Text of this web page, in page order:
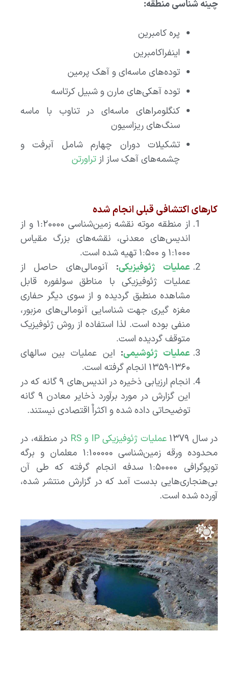
چینه شناسی منطقه:
پره کامبرین
اینفراکامبرین
توده‌های ماسه‌ای و آهک پرمین
توده آهکی‌های مارن و شبیل کرتاسه
کنگلومراهای ماسه‌ای در تناوب با ماسه
سنگ‌های ریزاسیون
تشکیلات دوران چهارم شامل آبرفت و
چشمه‌های آهک ساز از تراورتن
کارهای اکتشافی قبلی انجام شده
از منطقه موته نقشه زمین‌شناسی ۱:۲۰۰۰۰ و از
اندیس‌های معدنی، نقشه‌های بزرگ مقیاس
۱:۱۰۰۰ و ۱:۵۰۰ تهیه شده است.
عملیات ژئوفیزیکی:آنومالی‌های حاصل از
عملیات ژئوفیزیکی با مناطق سولفوره قابل
مشاهده منطبق گردیده و از سوی دیگر حفاری
مغزه گیری جهت شناسایی آنومالی‌های مزبور،
منفی بوده است. لذا استفاده از روش ژئوفیزیک
متوقف گردیده است.
عملیات ژئوشیمی:این عملیات بین سالهای
۱۳۶۰-۱۳۵۹ انجام گرفته است.
انجام ارزیابی ذخیره در اندیس‌های ۹ گانه که در
این گزارش در مورد برآورد ذخایر معادن ۹ گانه
توضیحاتی داده شده و اکثراٌ اقتصادی نیستند.
در سال ۱۳۷۹ عملیات ژئوفیزیکی IP و RS
در منطقه، در
محدوده ورقه زمین‌شناسی ۱:۱۰۰۰۰۰ معلمان و برگه
توپوگرافی ۱:۵۰۰۰۰ سدفه انجام گرفته که طی آن
بی‌هنجاری‌هایی بدست آمد که در گزارش منتشر شده،
آورده شده است.